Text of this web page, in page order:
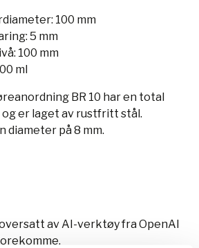
100 mm
5 mm
100 mm
ml
BR 10 har en total
og er laget av rustfritt stål.
diameter på 8 mm.
av AI-verktøy fra OpenAI